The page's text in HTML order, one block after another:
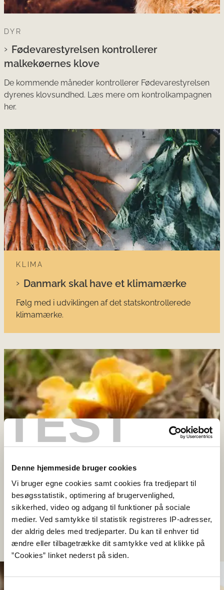
TEST
Denne hjemmeside bruger cookies
Vi bruger egne cookies samt cookies fra tredjepart til
besøgsstatistik, optimering af brugervenlighed,
sikkerhed, video og adgang til funktioner på sociale
medier. Ved samtykke til statistik registreres IP-adresser,
der aldrig deles med tredjeparter. Du kan til enhver tid
ændre eller tilbagetrække dit samtykke ved at klikke på
”Cookies” linket nederst på siden.
DYR
Fødevarestyrelsen kontrollerer
malkekøernes klove
De kommende måneder kontrollerer Fødevarestyrelsen
dyrenes klovsundhed. Læs mere om kontrolkampagnen
her.
KLIMA
Danmark skal have et klimamærke
Følg med i udviklingen af det statskontrollerede
klimamærke.
KOST
Kan svampene spises?
Læs vores folder og bliv klogere på, hvilke svampe der
kan spises (pdf).